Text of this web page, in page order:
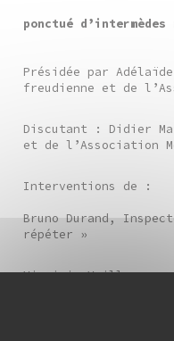
ponctué
Présidée par
freudienne et de
Discutant : Didier
et de l’Association
Interventions de :
Bruno Durand,
répéter »
Virginie Vuillaume,
Thierry Vigneron,